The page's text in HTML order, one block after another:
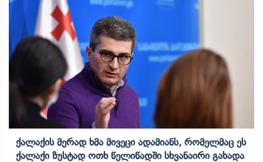
Ქალაქის Მერად Ხმა Მივეცი Ადამიანს, Რომელმაც Ეს
Ქალაქი Ზუსტად Ოთხ Წელიწადში Სხვანაირი Გახადა